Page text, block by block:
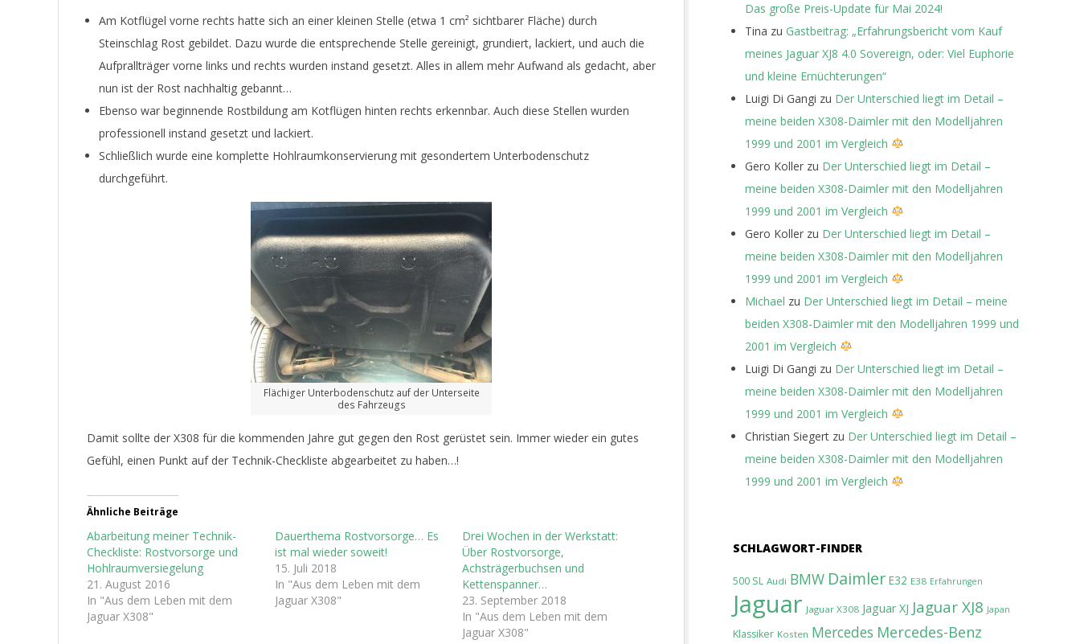
Am Kotflügel vorne rechts hatte sich an einer kleinen Stelle (etwa 1 cm² sichtbarer Fläche) durch
Steinschlag Rost gebildet. Dazu wurde die entsprechende Stelle gereinigt, grundiert, lackiert, und auch die
Aufprallträger vorne links und rechts wurden instand gesetzt. Alles in allem mehr Aufwand als gedacht, aber
nun ist der Rost nachhaltig gebannt…
Ebenso war beginnende Rostbildung am Kotflügen hinten rechts erkennbar. Auch diese Stellen wurden
professionell instand gesetzt und lackiert.
Schließlich wurde eine komplette Hohlraumkonservierung mit gesondertem Unterbodenschutz
durchgeführt.
Flächiger Unterbodenschutz auf der Unterseite
des Fahrzeugs
Damit sollte der X308 für die kommenden Jahre gut gegen den Rost gerüstet sein. Immer wieder ein gutes
Gefühl, einen Punkt auf der Technik-Checkliste abgearbeitet zu haben…!
Ähnliche Beiträge
Abarbeitung meiner Technik-
Checkliste: Rostvorsorge und
Hohlraumversiegelung
21. August 2016
In "Aus dem Leben mit dem
Jaguar X308"
Dauerthema Rostvorsorge… Es
ist mal wieder soweit!
15. Juli 2018
In "Aus dem Leben mit dem
Jaguar X308"
Drei Wochen in der Werkstatt:
Über Rostvorsorge,
Achsträgerbuchsen und
Kettenspanner…
23. September 2018
In "Aus dem Leben mit dem
Jaguar X308"
Das große Preis-Update für Mai 2024!
Tina zu Gastbeitrag: „Erfahrungsbericht vom Kauf
meines Jaguar XJ8 4.0 Sovereign, oder: Viel Euphorie
und kleine Ernüchterungen“
Luigi Di Gangi zu Der Unterschied liegt im Detail –
meine beiden X308-Daimler mit den Modelljahren
1999 und 2001 im Vergleich
Gero Koller zu Der Unterschied liegt im Detail –
meine beiden X308-Daimler mit den Modelljahren
1999 und 2001 im Vergleich
Gero Koller zu Der Unterschied liegt im Detail –
meine beiden X308-Daimler mit den Modelljahren
1999 und 2001 im Vergleich
Michael zu Der Unterschied liegt im Detail – meine
beiden X308-Daimler mit den Modelljahren 1999 und
2001 im Vergleich
Luigi Di Gangi zu Der Unterschied liegt im Detail –
meine beiden X308-Daimler mit den Modelljahren
1999 und 2001 im Vergleich
Christian Siegert zu Der Unterschied liegt im Detail –
meine beiden X308-Daimler mit den Modelljahren
1999 und 2001 im Vergleich
SCHLAGWORT-FINDER
500 SL Audi BMW Daimler E32 E38 Erfahrungen
Jaguar Jaguar X308 Jaguar XJ Jaguar XJ8 Japan
Klassiker Kosten Mercedes Mercedes-Benz